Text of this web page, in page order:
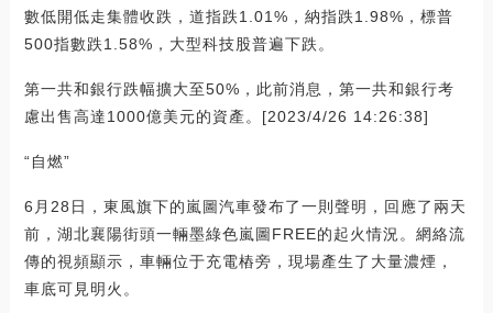
數低開低走集體收跌，道指跌1.01%，納指跌1.98%，標普
500指數跌1.58%，大型科技股普遍下跌。
第一共和銀行跌幅擴大至50%，此前消息，第一共和銀行考
慮出售高達1000億美元的資產。[2023/4/26 14:26:38]
“自燃”
6月28日，東風旗下的嵐圖汽車發布了一則聲明，回應了兩天
前，湖北襄陽街頭一輛墨綠色嵐圖FREE的起火情況。網絡流
傳的視頻顯示，車輛位于充電樁旁，現場產生了大量濃煙，
車底可見明火。